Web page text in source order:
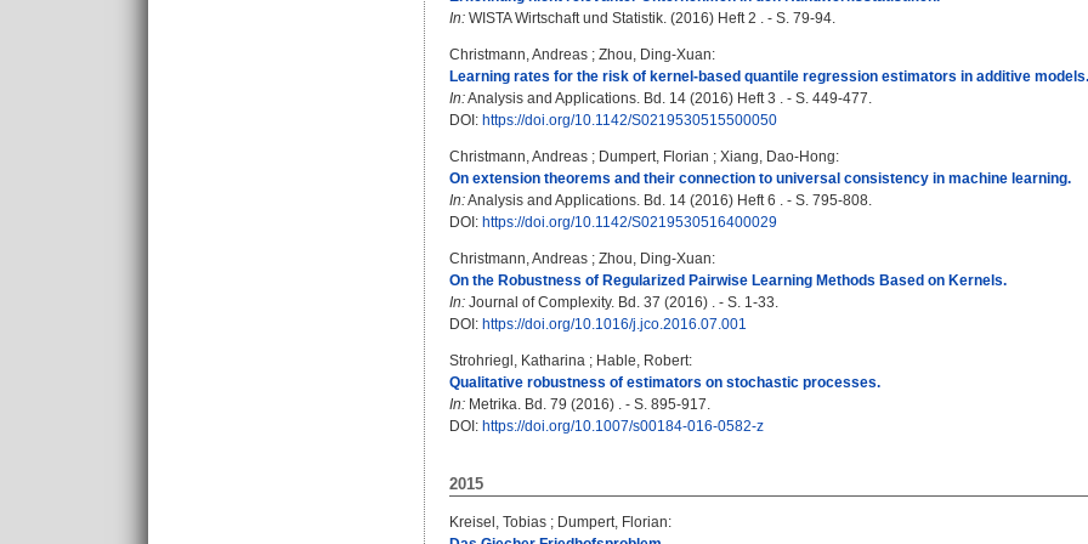
In: WISTA Wirtschaft und Statistik. (2016) Heft 2 . - S. 79-94.
Christmann, Andreas ; Zhou, Ding-Xuan:
Learning rates for the risk of kernel-based quantile regression estimators in additive models.
In:Analysis and Applications. Bd. 14 (2016) Heft 3 . - S. 449-477.
DOI: https://doi.org/10.1142/S0219530515500050
Christmann, Andreas ; Dumpert, Florian ; Xiang, Dao-Hong:
On extension theorems and their connection to universal consistency in machine learning.
In:Analysis and Applications. Bd. 14 (2016) Heft 6 . - S. 795-808.
DOI: https://doi.org/10.1142/S0219530516400029
Christmann, Andreas ; Zhou, Ding-Xuan:
On the Robustness of Regularized Pairwise Learning Methods Based on Kernels.
In: Journal of Complexity. Bd. 37 (2016) . - S. 1-33.
DOI: https://doi.org/10.1016/j.jco.2016.07.001
Strohriegl, Katharina ; Hable, Robert:
Qualitative robustness of estimators on stochastic processes.
In: Metrika. Bd. 79 (2016) . - S. 895-917.
DOI: https://doi.org/10.1007/s00184-016-0582-z
2015
Kreisel, Tobias ; Dumpert, Florian: